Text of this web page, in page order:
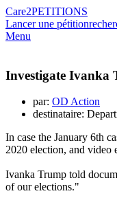
Care2PETITIONS
Lancer une pétition
Menu
Investigate
par: OD Action
destinataire:
In case the January 6th
2020 election, and video
Ivanka Trump told
of our elections."